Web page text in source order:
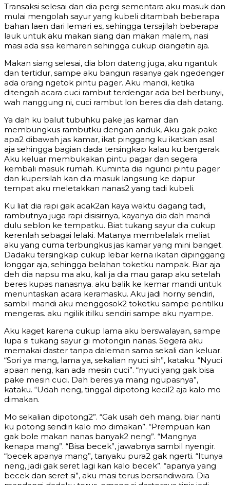
Transaksi selesai dan dia pergi sementara aku masuk dan
mulai mengolah sayur yang kubeli ditambah beberapa
bahan laen dari lemari es, sehingga tersajilah beberapa
lauk untuk aku makan siang dan makan malem, nasi
masi ada sisa kemaren sehingga cukup diangetin aja.
Makan siang selesai, dia blon dateng juga, aku ngantuk
dan tertidur, sampe aku bangun rasanya gak ngedenger
ada orang ngetok pintu pager. Aku mandi, ketika
ditengah acara cuci rambut terdengar ada bel berbunyi,
wah nanggung ni, cuci rambut lon beres dia dah datang.
Ya dah ku balut tubuhku pake jas kamar dan
membungkus rambutku dengan anduk, Aku gak pake
apa2 dibawah jas kamar, ikat pinggang ku ikatkan asal
aja sehingga bagian dada tersingkap kalau ku bergerak.
Aku keluar membukakan pintu pagar dan segera
kembali masuk rumah. Kuminta dia ngunci pintu pager
dan kupersilah kan dia masuk langsung ke dapur
tempat aku meletakkan nanas2 yang tadi kubeli.
Ku liat dia rapi gak acak2an kaya waktu dagang tadi,
rambutnya juga rapi disisirnya, kayanya dia dah mandi
dulu seblon ke tempatku. Biat tukang sayur dia cukup
kerenlah sebagai lelaki. Matanya membelalak meliat
aku yang cuma terbungkus jas kamar yang mini banget.
Dadaku tersingkap cukup lebar kerna ikatan dipinggang
longgar aja, sehingga belahan toketku nampak. Biar aja
deh dia napsu ma aku, kali ja dia mau garap aku setelah
beres kupas nanasnya. aku balik ke kemar mandi untuk
menuntaskan acara keramasku. Aku jadi horny sendiri,
sambil mandi aku menggosok2 toketku sampe pentilku
mengeras. aku ngilik itilku sendiri sampe aku nyampe.
Aku kaget karena cukup lama aku berswalayan, sampe
lupa si tukang sayur gi motongin nanas. Segera aku
memakai daster tanpa daleman sama sekali dan keluar.
“Sori ya mang, lama ya, sekalian nyuci sih”, kataku. “Nyuci
apaan neng, kan ada mesin cuci”. “nyuci yang gak bisa
pake mesin cuci. Dah beres ya mang ngupasnya”,
kataku. “Udah neng, tinggal dipotong kecil2 aja kalo mo
dimakan.
Mo sekalian dipotong2”. “Gak usah deh mang, biar nanti
ku potong sendiri kalo mo dimakan”. “Prempuan kan
gak bole makan nanas banyak2 neng”. “Mangnya
kenapa mang”. “Bisa becek”, jawabnya sambil nyengir.
“becek apanya mang”, tanyaku pura2 gak ngerti. “Itunya
neng, jadi gak seret lagi kan kalo becek”. “apanya yang
becek dan seret si”, aku masi terus bersandiwara. Dia